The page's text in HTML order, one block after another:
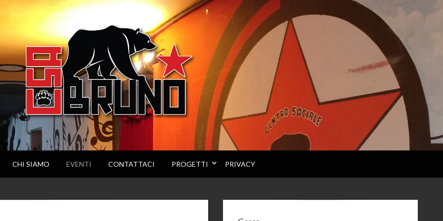
CHI SIAMO EVENTI CONTATTACI PROGETTI PRIVACY